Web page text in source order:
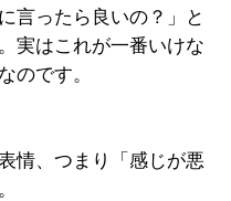
言ったら良いの？」と
実はこれが一番いけな
のです。
情、つまり「感じが悪